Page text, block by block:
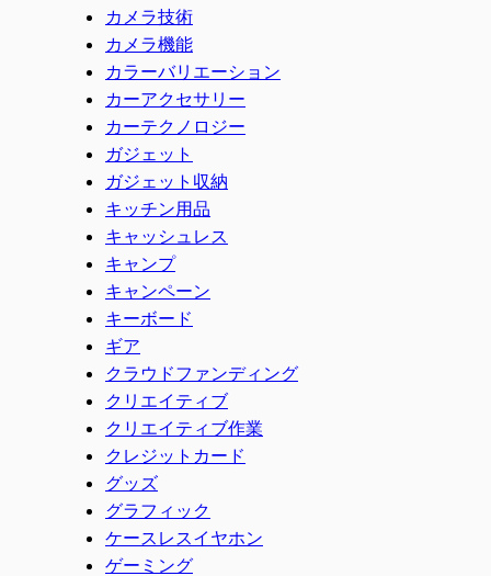
カメラ技術
カメラ機能
カラーバリエーション
カーアクセサリー
カーテクノロジー
ガジェット
ガジェット収納
キッチン用品
キャッシュレス
キャンプ
キャンペーン
キーボード
ギア
クラウドファンディング
クリエイティブ
クリエイティブ作業
クレジットカード
グッズ
グラフィック
ケースレスイヤホン
ゲーミング